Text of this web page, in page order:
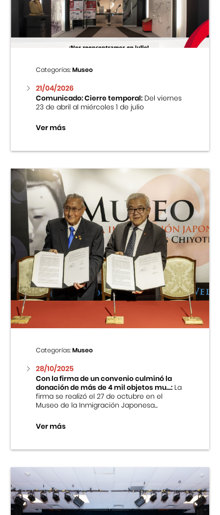
Centro Cultural Peruano Japonés
Museo de la Inmigración Japonesa
Fondo Editorial
Teatro Peruano Japonés
Categorías:Museo
21/04/2026
Comunicado: Cierre temporal:Del viernes
23 de abril al miércoles 1 de julio
Ver más
Categorías:Museo
28/10/2025
Con la firma de un convenio culminó la
donación de más de 4 mil objetos mu...:La
firma se realizó el 27 de octubre en el
Museo de la Inmigración Japonesa...
Ver más